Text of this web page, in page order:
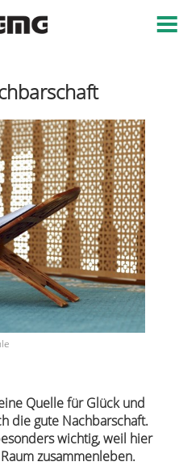
Quelle für Glück und
die gute Nachbarschaft.
wichtig, weil hier
zusammenleben.